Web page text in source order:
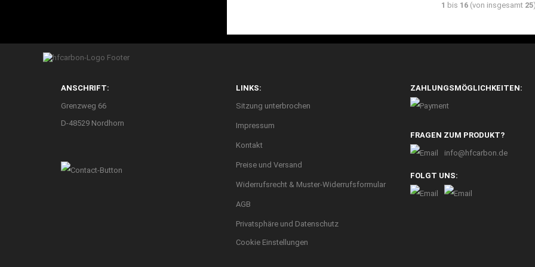
1 bis 16(von insgesamt 25
ANSCHRIFT:
Grenzweg 66
D-48529 Nordhorn
LINKS:
Sitzung unterbrochen
Impressum
Kontakt
Preise und Versand
Widerrufsrecht & Muster-Widerrufsformular
AGB
Privatsphäre und Datenschutz
Cookie Einstellungen
ZAHLUNGSMÖGLICHKEITEN:
FRAGEN ZUM PRODUKT?
info@hfcarbon.de
FOLGT UNS: